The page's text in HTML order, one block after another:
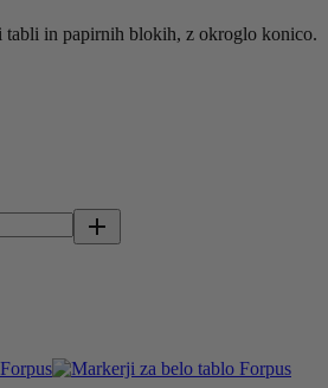
tabli in papirnih blokih, z okroglo konico.
add